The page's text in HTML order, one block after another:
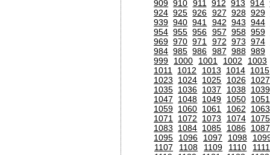
909 910 911 912 913 914
924 925 926 927 928 929
939 940 941 942 943 944
954 955 956 957 958 959
969 970 971 972 973 974
984 985 986 987 988 989
999
1000 1001 1002
1003
1011
1012 1013 1014 1015
1023
1024 1025 1026 1027
1035 1036 1037 1038 1039
1047
1048 1049 1050 1051
1059 1060 1061 1062
1063
1071
1072 1073 1074 1075
1083
1084 1085 1086 1087
1095
1096 1097 1098
1107
1108 1109 1110
1111